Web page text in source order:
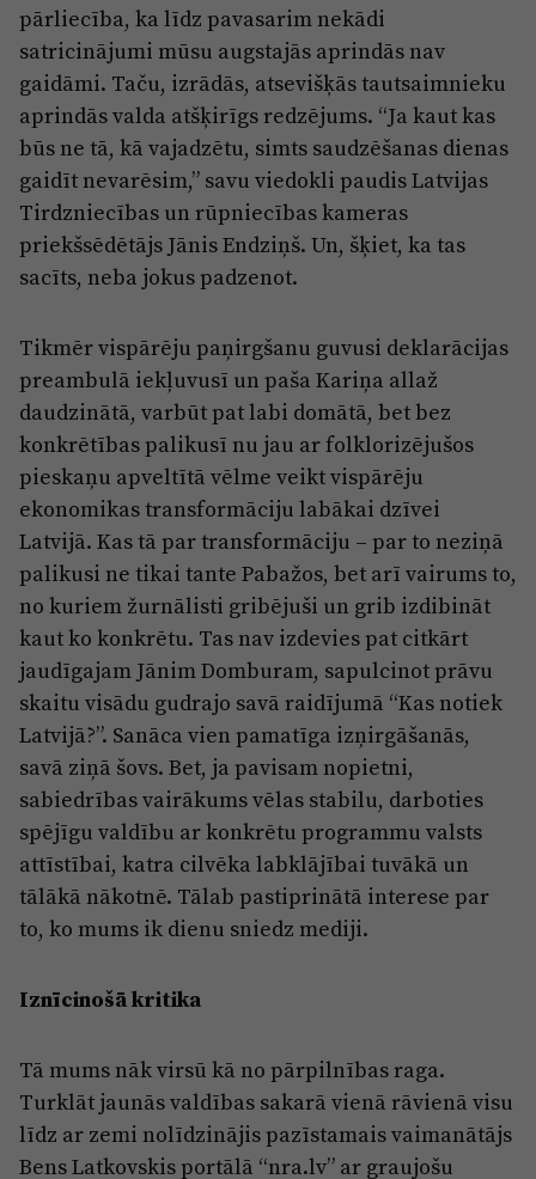
pārliecība, ka līdz pavasarim nekādi
satricinājumi mūsu augstajās aprindās nav
gaidāmi. Taču, izrādās, atsevišķās tautsaimnieku
aprindās valda atšķirīgs redzējums. “Ja kaut kas
būs ne tā, kā vajadzētu, simts saudzēšanas dienas
gaidīt nevarēsim,” savu viedokli paudis Latvijas
Tirdzniecības un rūpniecības kameras
priekšsēdētājs Jānis Endziņš. Un, šķiet, ka tas
sacīts, neba jokus padzenot.
Tikmēr vispārēju paņirgšanu guvusi deklarācijas
preambulā iekļuvusī un paša Kariņa allaž
daudzinātā, varbūt pat labi domātā, bet bez
konkrētības palikusī nu jau ar folklorizējušos
pieskaņu apveltītā vēlme veikt vispārēju
ekonomikas transformāciju labākai dzīvei
Latvijā. Kas tā par transformāciju – par to neziņā
palikusi ne tikai tante Pabažos, bet arī vairums to,
no kuriem žurnālisti gribējuši un grib izdibināt
kaut ko konkrētu. Tas nav izdevies pat citkārt
jaudīgajam Jānim Domburam, sapulcinot prāvu
skaitu visādu gudrajo savā raidījumā “Kas notiek
Latvijā?”. Sanāca vien pamatīga izņirgāšanās,
savā ziņā šovs. Bet, ja pavisam nopietni,
sabiedrības vairākums vēlas stabilu, darboties
spējīgu valdību ar konkrētu programmu valsts
attīstībai, katra cilvēka labklājībai tuvākā un
tālākā nākotnē. Tālab pastiprinātā interese par
to, ko mums ik dienu sniedz mediji.
Iznīcinošā kritika
Tā mums nāk virsū kā no pārpilnības raga.
Turklāt jaunās valdības sakarā vienā rāvienā visu
līdz ar zemi nolīdzinājis pazīstamais vaimanātājs
Bens Latkovskis portālā “nra.lv” ar graujošu